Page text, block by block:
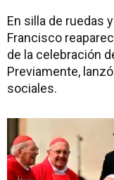
En silla de ruedas
Francisco
de la celebración
Previamente,
sociales.